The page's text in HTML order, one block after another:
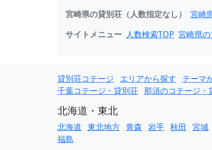
宮崎県の貸別荘（人数指定なし）
宮崎
サイトメニュー 人数検索TOP 宮崎県
貸別荘コテージ エリアから探す テーマ
千葉コテージ・貸別荘 那須のコテージ・
北海道・東北
北海道 東北地方 青森 岩手 秋田 宮城
福島